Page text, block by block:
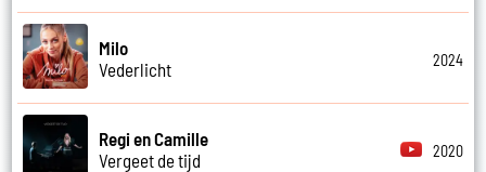
Milo
Vederlicht
2024
Regi en Camille
Vergeet de tijd
2020